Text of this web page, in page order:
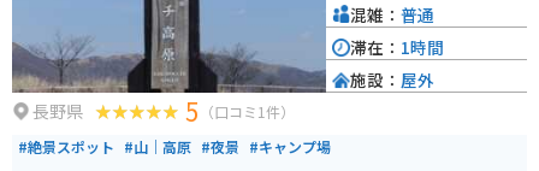
ングで疲れた体を癒やすのに最適です。
長野県 5 （口コミ1件）
#絶景スポット #山｜高原 #夜景 #キャンプ場
混雑： 普通
滞在： 1時間
施設： 屋外